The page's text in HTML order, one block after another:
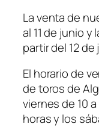
La venta de
al 11 de junio
partir del 12 de
El horario de
de toros de
viernes de 10
horas y los